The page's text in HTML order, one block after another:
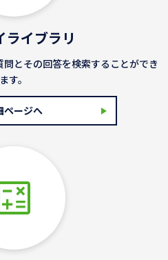
ライブラリ
とその回答を検索することができ
ます。
ページへ